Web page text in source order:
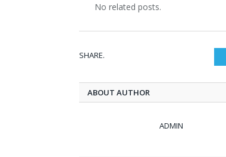
No related posts.
SHARE.
ABOUT AUTHOR
ADMIN